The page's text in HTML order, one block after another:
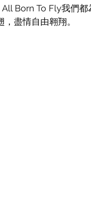
Born To Fly我們都
盡情自由翱翔。